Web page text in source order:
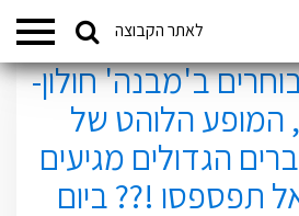
לאתר הקבוצה
ב'מבנה' חולון-
המופע הלוהט של
הגדולים מגיעים
תפספסו !?? ביום